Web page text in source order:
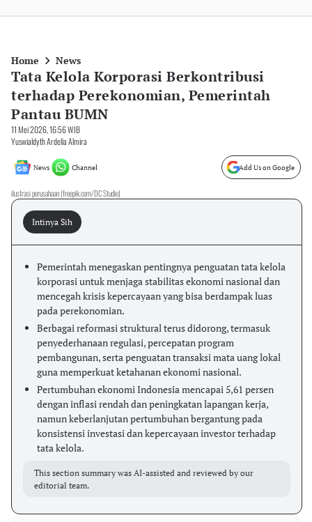
Home News
Tata Kelola Korporasi Berkontribusi
terhadap Perekonomian, Pemerintah
Pantau BUMN
11 Mei 2026, 16:56 WIB
Yuswialdyth Ardelia Almira
News Channel Add Us on Google
ilustrasi perusahaan (freepik.com/DC Studio)
Intinya Sih
Pemerintah menegaskan pentingnya penguatan tata kelola
korporasi untuk menjaga stabilitas ekonomi nasional dan
mencegah krisis kepercayaan yang bisa berdampak luas
pada perekonomian.
Berbagai reformasi struktural terus didorong, termasuk
penyederhanaan regulasi, percepatan program
pembangunan, serta penguatan transaksi mata uang lokal
guna memperkuat ketahanan ekonomi nasional.
Pertumbuhan ekonomi Indonesia mencapai 5,61 persen
dengan inflasi rendah dan peningkatan lapangan kerja,
namun keberlanjutan pertumbuhan bergantung pada
konsistensi investasi dan kepercayaan investor terhadap
tata kelola.
This section summary was AI-assisted and reviewed by our
editorial team.